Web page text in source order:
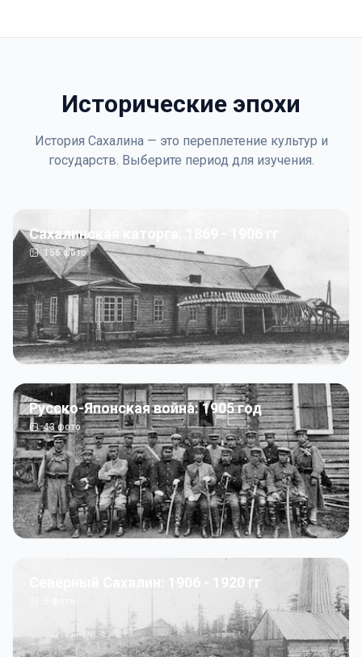
Исторические эпохи
История Сахалина — это переплетение культур и
государств. Выберите период для изучения.
Сахалинская каторга: 1869 - 1906 гг
156фото
Русско-Японская война: 1905 год
43фото
Северный Сахалин: 1906 - 1920 гг